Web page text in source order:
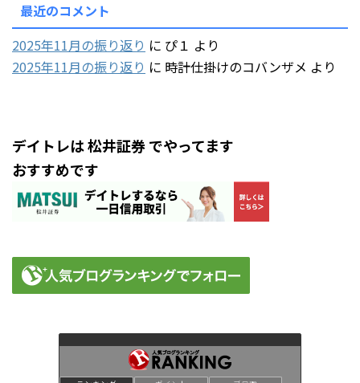
最近のコメント
2025年11月の振り返り に ぴ１ より
2025年11月の振り返り に 時計仕掛けのコバンザメ より
デイトレは 松井証券 でやってます
おすすめです